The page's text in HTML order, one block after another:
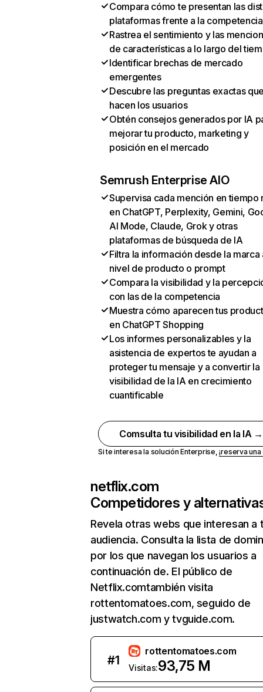
Compara cómo te presentan las
plataformas frente a la competencia
Rastrea el sentimiento y las
de características a lo largo del
Identificar brechas de mercado
emergentes
Descubre las preguntas exactas
hacen los usuarios
Obtén consejos generados por IA
mejorar tu producto, marketing y
posición en el mercado
Semrush Enterprise AIO
Supervisa cada mención en tiempo
en ChatGPT, Perplexity, Gemini,
AI Mode, Claude, Grok y otras
plataformas de búsqueda de IA
Filtra la información desde la marca
nivel de producto o prompt
Compara la visibilidad y la
con las de la competencia
Muestra cómo aparecen tus
en ChatGPT Shopping
Los informes personalizables y la
asistencia de expertos te ayudan a
proteger tu mensaje y a convertir la
visibilidad de la IA en crecimiento
cuantificable
Comsulta tu visibilidad en la IA →
Si te interesa la solución Enterprise,¡reserva
netflix.com
Competidores y
Revela otras webs que interesan a
audiencia. Consulta la lista de
por los que navegan los usuarios a
continuación de. El público de
Netflix.comtambién visita
rottentomatoes.com, seguido de
justwatch.com y tvguide.com.
#1
rottentomatoes.com
Visitas:93,75 M